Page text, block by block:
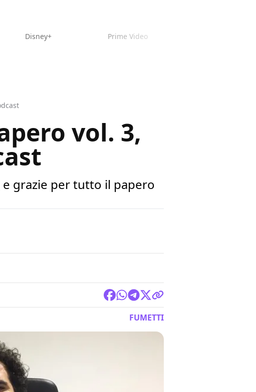
Disney+ Prime Video
vol. 3,
grazie per tutto il papero
FUMETTI